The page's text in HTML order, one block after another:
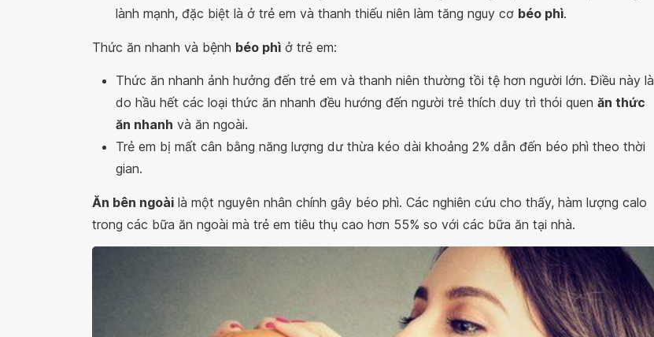
lành mạnh, đặc biệt là ở trẻ em và thanh thiếu niên làm tăng nguy cơ béo phì.
Thức ăn nhanh và bệnh béo phì ở trẻ em:
Thức ăn nhanh ảnh hưởng đến trẻ em và thanh niên thường tồi tệ hơn người lớn. Điều này là
do hầu hết các loại thức ăn nhanh đều hướng đến người trẻ thích duy trì thói quen ăn thức
ăn nhanh và ăn ngoài.
Trẻ em bị mất cân bằng năng lượng dư thừa kéo dài khoảng 2% dẫn đến béo phì theo thời
gian.
Ăn bên ngoài là một nguyên nhân chính gây béo phì. Các nghiên cứu cho thấy, hàm lượng calo
trong các bữa ăn ngoài mà trẻ em tiêu thụ cao hơn 55% so với các bữa ăn tại nhà.